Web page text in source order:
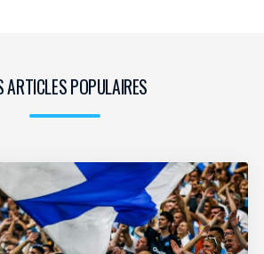
ARTICLES POPULAIRES